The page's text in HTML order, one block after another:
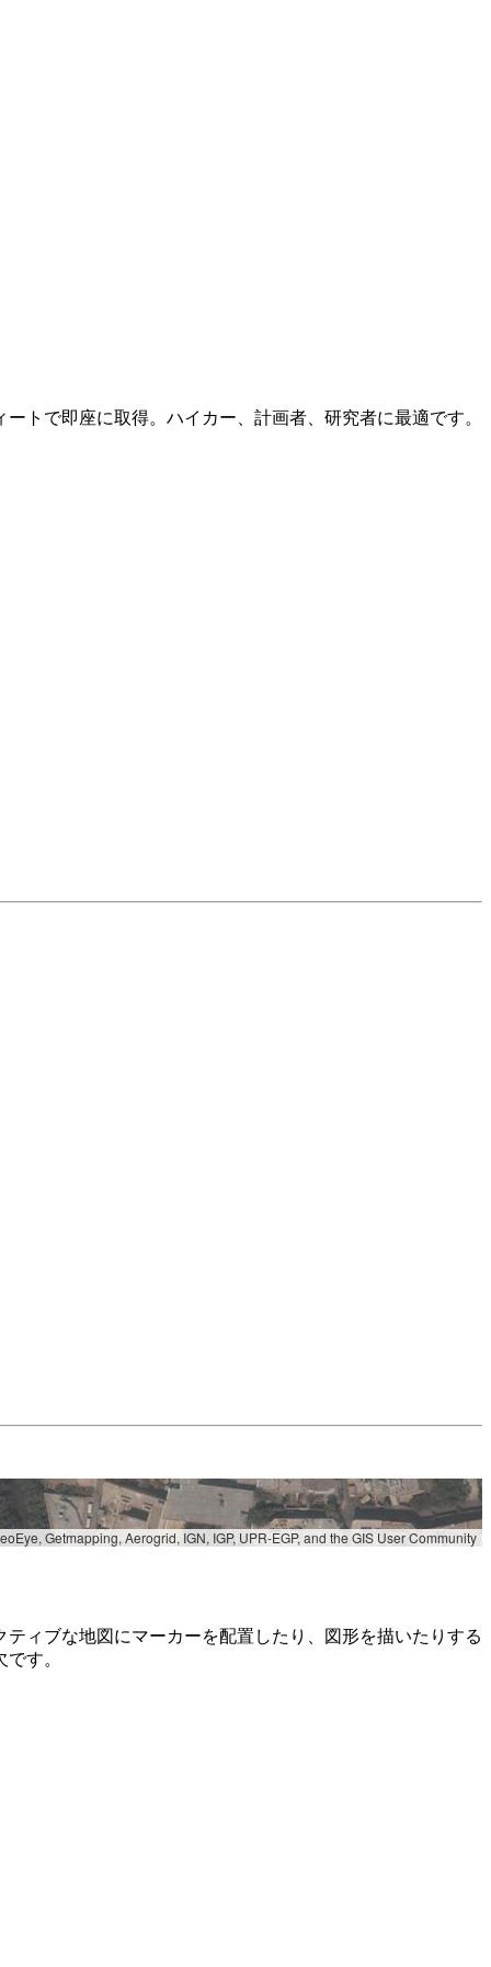
トで即座に取得。ハイカー、計画者、研究者に最適です。
Getmapping, Aerogrid, IGN, IGP, UPR-EGP, and the GIS User Community
ィブな地図にマーカーを配置したり、図形を描いたりする
す。